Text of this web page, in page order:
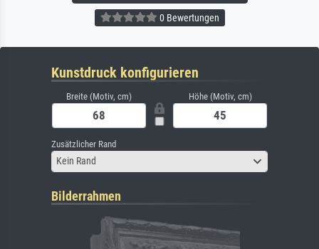
0 Bewertungen
Kunstdruck konfigurieren
Breite (Motiv, cm) Höhe (Motiv, cm)
Zusätzlicher Rand
Kein Rand
Bilderrahmen